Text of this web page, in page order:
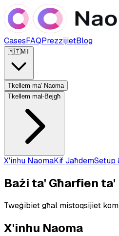
CasesFAQPrezzijietBlog
🇲🇹MT
Tkellem ma' Naoma
Tkellem mal-Bejgħ
X'inhu NaomaKif JaħdemSetup
Bażi ta' Għarfien ta'
Tweġibiet għal mistoqsijiet
X'inhu Naoma